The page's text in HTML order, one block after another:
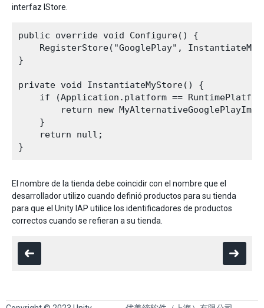
interfaz IStore.
public override void Configure() {
RegisterStore("GooglePlay",
}
private void InstantiateMyStore() {
if (Application.platform ==
return new
    }
    return null;
El nombre de la tienda debe coincidir con el nombre que el
desarrollador utilizo cuando definió productos para su tienda
para que el Unity IAP utilice los identificadores de productos
correctos cuando se refieran a su tienda.